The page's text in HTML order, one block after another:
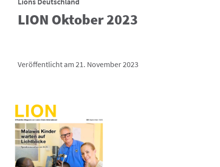
LION Oktober 2023
Veröffentlicht am 21. November 2023